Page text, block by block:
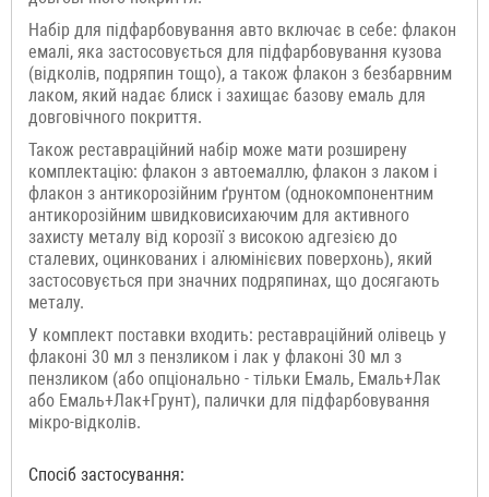
Набір для підфарбовування авто включає в себе: флакон
емалі, яка застосовується для підфарбовування кузова
(відколів, подряпин тощо), а також флакон з безбарвним
лаком, який надає блиск і захищає базову емаль для
довговічного покриття.
Також реставраційний набір може мати розширену
комплектацію: флакон з автоемаллю, флакон з лаком і
флакон з антикорозійним ґрунтом (однокомпонентним
антикорозійним швидковисихаючим для активного
захисту металу від корозії з високою адгезією до
сталевих, оцинкованих і алюмінієвих поверхонь), який
застосовується при значних подряпинах, що досягають
металу.
У комплект поставки входить: реставраційний олівець у
флаконі 30 мл з пензликом і лак у флаконі 30 мл з
пензликом (або опціонально - тільки Емаль, Емаль+Лак
або Емаль+Лак+Грунт), палички для підфарбовування
мікро-відколів.
Спосіб застосування: